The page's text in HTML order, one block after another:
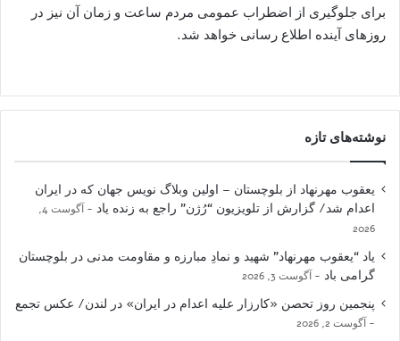
برای جلوگیری از اضطراب عمومی مردم ساعت و زمان آن نیز در
روزهای آینده اطلاع رسانی خواهد شد.
نوشته‌های تازه
یعقوب مهرنهاد از بلوچستان – اولین وبلاگ نویس جهان که در ایران
اعدام شد/ گزارش از تلویزیون “رُژن” راجع به زنده یاد
آگوست 4,
2026
یاد “یعقوب مهرنهاد” شهید و نمادِ مبارزه و مقاومت مدنی در بلوچستان
گرامی باد
آگوست 3, 2026
پنجمین روز تحصن «کارزار علیه اعدام در ایران» در لندن/ عکس تجمع
آگوست 2, 2026